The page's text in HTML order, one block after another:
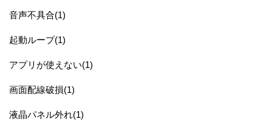
音声不具合(1)
起動ループ(1)
アプリが使えない(1)
画面配線破損(1)
液晶パネル外れ(1)